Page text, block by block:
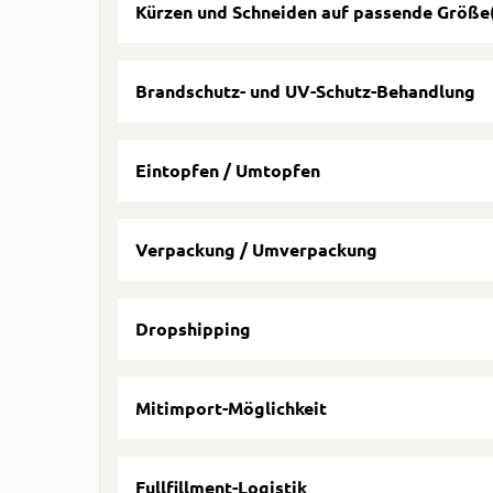
Kürzen und Schneiden auf passende
Brandschutz- und UV-Schutz-Behandlung
Eintopfen / Umtopfen
Verpackung / Umverpackung
Dropshipping
Mitimport-Möglichkeit
Fullfillment-Logistik